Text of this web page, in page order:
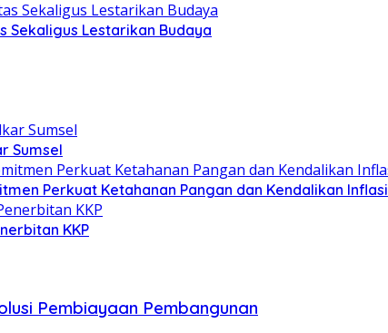
Sekaligus Lestarikan Budaya
Sumsel
Perkuat Ketahanan Pangan dan Kendalikan Inflasi
KKP
Pembiayaan Pembangunan